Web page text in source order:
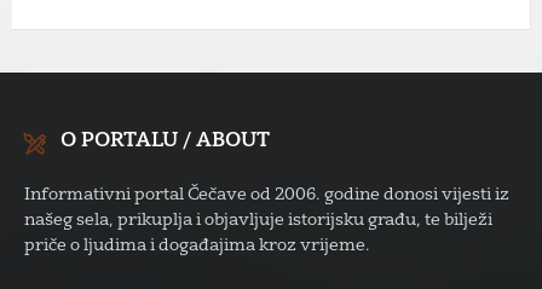
O PORTALU / ABOUT
Informativni portal Čečave od 2006. godine donosi vijesti iz
našeg sela, prikuplja i objavljuje istorijsku građu, te bilježi
priče o ljudima i događajima kroz vrijeme.